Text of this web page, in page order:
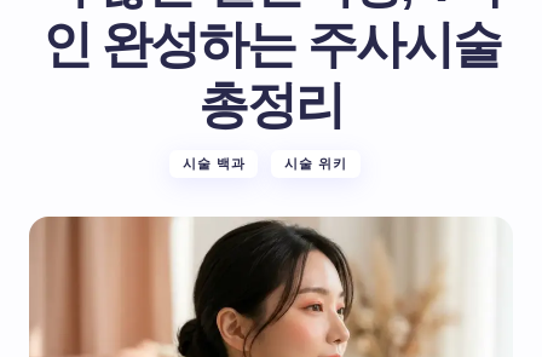
인 완성하는 주사시술
총정리
시술 백과 시술 위키